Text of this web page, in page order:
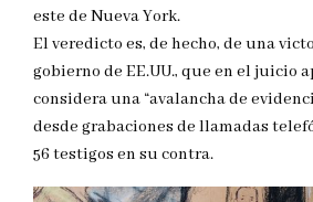
este de Nueva York.
El veredicto es, de hecho, de una
gobierno de EE.UU., que en el juicio
considera una “avalancha de
desde grabaciones de llamadas
56 testigos en su contra.